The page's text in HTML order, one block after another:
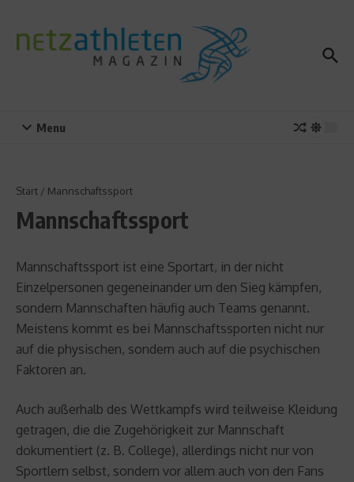
Menu
Start / Mannschaftssport
Mannschaftssport
Mannschaftssport ist eine Sportart, in der nicht
Einzelpersonen gegeneinander um den Sieg kämpfen,
sondern Mannschaften häufig auch Teams genannt.
Meistens kommt es bei Mannschaftssporten nicht nur
auf die physischen, sondern auch auf die psychischen
Faktoren an.
Auch außerhalb des Wettkampfs wird teilweise Kleidung
getragen, die die Zugehörigkeit zur Mannschaft
dokumentiert (z. B. College), allerdings nicht nur von
Sportlern selbst, sondern vor allem auch von den Fans